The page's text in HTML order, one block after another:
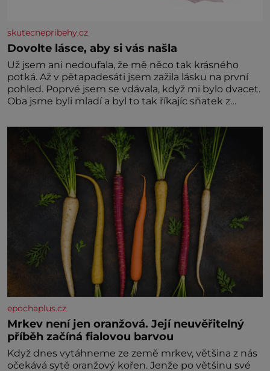
skutecnepribehy.cz
Dovolte lásce, aby si vás našla
Už jsem ani nedoufala, že mě něco tak krásného
potká. Až v pětapadesáti jsem zažila lásku na první
pohled. Poprvé jsem se vdávala, když mi bylo dvacet.
Oba jsme byli mladí a byl to tak říkajíc sňatek z
zaopatřený mladý muž. Manželství nám oběma moc
nesvědčilo, brzy jsme zjistili, že
epochaplus.cz
Mrkev není jen oranžová. Její neuvěřitelný
příběh začíná fialovou barvou
Když dnes vytáhneme ze země mrkev, většina z nás
očekává sytě oranžový kořen. Jenže po většinu své